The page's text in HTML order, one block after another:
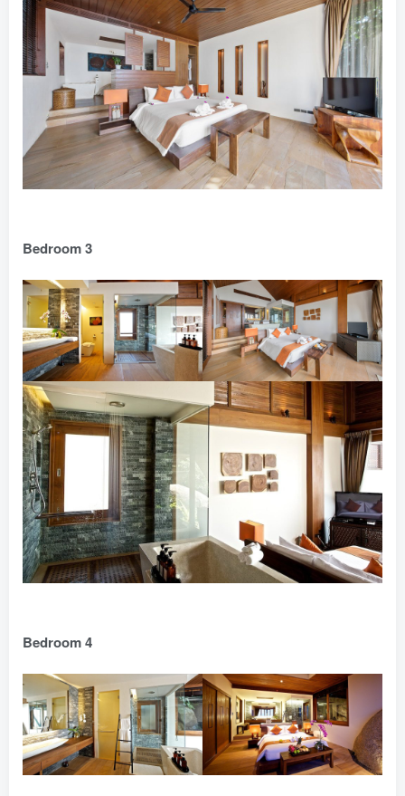
Bedroom 3
Bedroom 4